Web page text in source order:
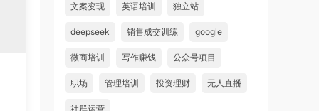
文案变现 英语培训 独立站
deepseek 销售成交训练 google
微商培训 写作赚钱 公众号项目
职场 管理培训 投资理财 无人直播
社群运营